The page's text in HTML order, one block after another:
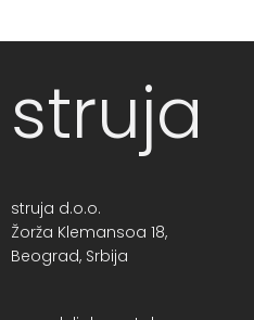
struja
struja d.o.o.
Žorža Klemansoa 18,
Beograd, Srbija